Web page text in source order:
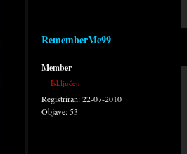
RememberMe99
Member
Isključen
Registriran:22-07-2010
Objave: 53